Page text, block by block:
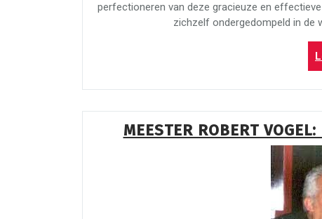
perfectioneren van deze gracieuze en
zichzelf ondergedompeld in de
MEESTER ROBERT